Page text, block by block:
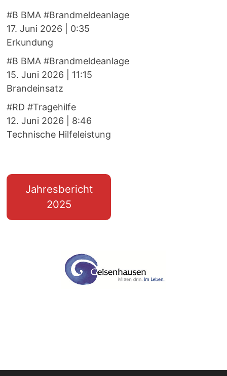
#B BMA #Brandmeldeanlage
17. Juni 2026
0:35
Erkundung
#B BMA #Brandmeldeanlage
15. Juni 2026
11:15
Brandeinsatz
#RD #Tragehilfe
12. Juni 2026
8:46
Technische Hilfeleistung
Jahresbericht
2025